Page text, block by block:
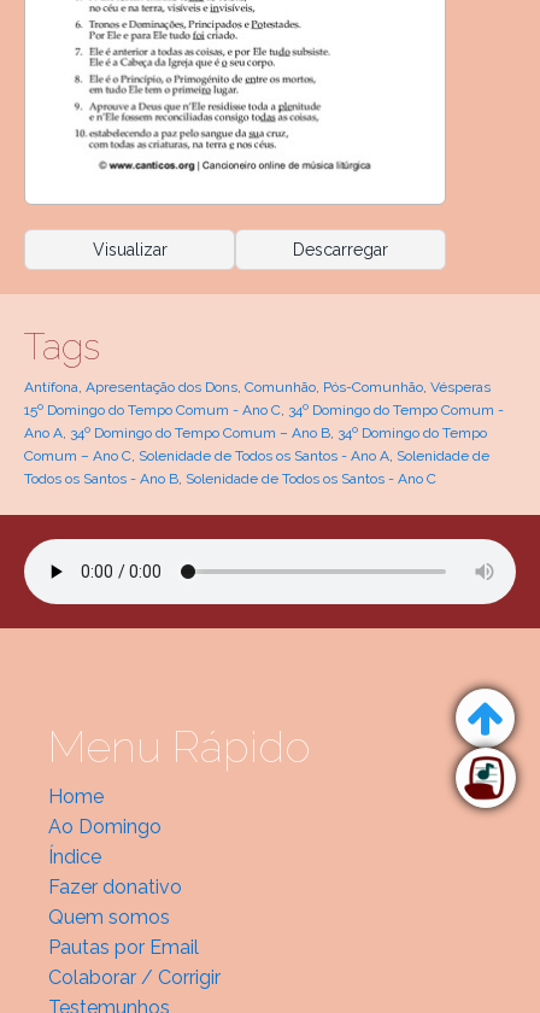
Visualizar Descarregar
Tags
Antífona, Apresentação dos Dons, Comunhão, Pós-Comunhão, Vésperas
15º Domingo do Tempo Comum - Ano C, 34º Domingo do Tempo Comum -
Ano A, 34º Domingo do Tempo Comum – Ano B, 34º Domingo do Tempo
Comum – Ano C, Solenidade de Todos os Santos - Ano A, Solenidade de
Todos os Santos - Ano B, Solenidade de Todos os Santos - Ano C
Menu Rápido
Home
Ao Domingo
Índice
Fazer donativo
Quem somos
Pautas por Email
Colaborar / Corrigir
Testemunhos